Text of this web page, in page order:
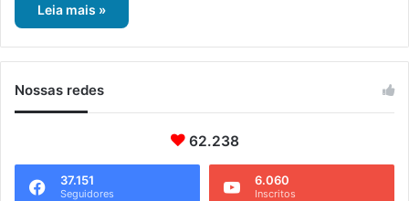
Leia mais »
Nossas redes
62.238
37.151
Seguidores
6.060
Inscritos